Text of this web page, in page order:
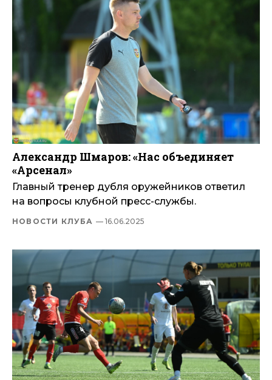
Александр Шмаров: «Нас объединяет
«Арсенал»
Главный тренер дубля оружейников ответил
на вопросы клубной пресс-службы.
НОВОСТИ КЛУБА — 16.06.2025